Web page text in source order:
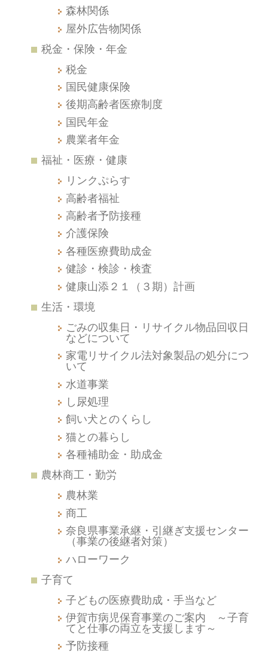
森林関係
屋外広告物関係
税金・保険・年金
税金
国民健康保険
後期高齢者医療制度
国民年金
農業者年金
福祉・医療・健康
リンクぷらす
高齢者福祉
高齢者予防接種
介護保険
各種医療費助成金
健診・検診・検査
健康山添２１（３期）計画
生活・環境
ごみの収集日・リサイクル物品回収日
などについて
家電リサイクル法対象製品の処分につ
いて
水道事業
し尿処理
飼い犬とのくらし
猫との暮らし
各種補助金・助成金
農林商工・勤労
農林業
商工
奈良県事業承継・引継ぎ支援センター
（事業の後継者対策）
ハローワーク
子育て
子どもの医療費助成・手当など
伊賀市病児保育事業のご案内 ～子育
てと仕事の両立を支援します～
予防接種